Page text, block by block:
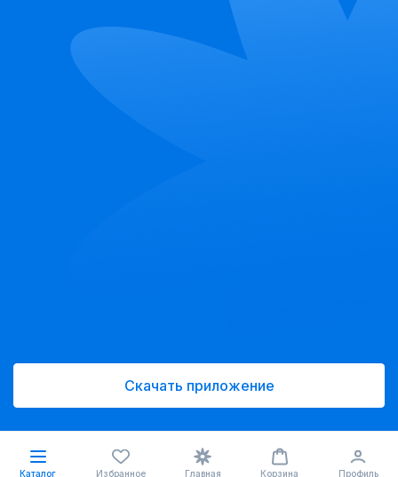
Скачать приложение
Каталог Избранное Главная Корзина Профиль